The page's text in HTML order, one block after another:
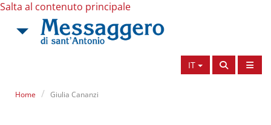
Salta al contenuto principale
IT
Home Giulia Cananzi